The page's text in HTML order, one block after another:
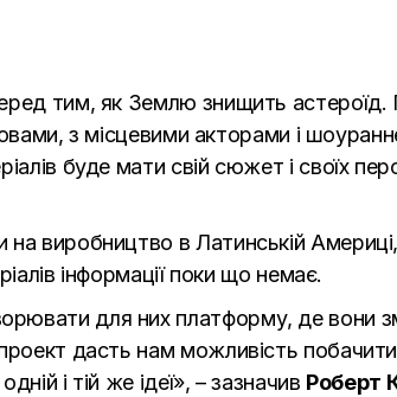
тим, як Землю знищить
мовами, з місцевими акторами і
буде мати свій сюжет і своїх
виробництво в Латинській Америці,
інформації поки що немає.
для них платформу, де вони
дасть нам можливість
і тій же ідеї», – зазначив Роберт